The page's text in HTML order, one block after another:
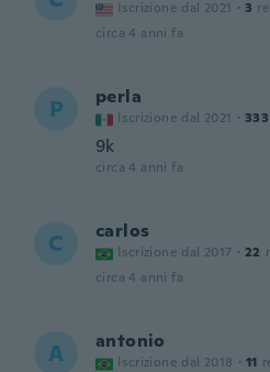
Iscrizione dal 2021 · 3
circa 4 anni fa
P perla
Iscrizione dal 2021 · 333
9k
circa 4 anni fa
C carlos
Iscrizione dal 2017 · 22
circa 4 anni fa
A antonio
Iscrizione dal 2018 · 11